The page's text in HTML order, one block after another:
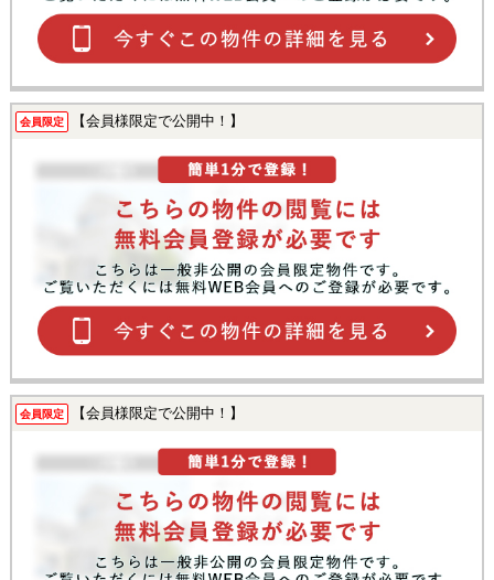
会員限定 【会員様限定で公開中！】
会員限定 【会員様限定で公開中！】